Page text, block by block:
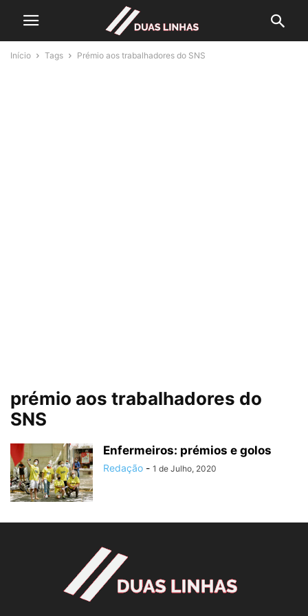
Início Tags Prémio aos trabalhadores do SNS
prémio aos trabalhadores do
SNS
Enfermeiros: prémios e golos
Redação - 1 de Julho, 2020